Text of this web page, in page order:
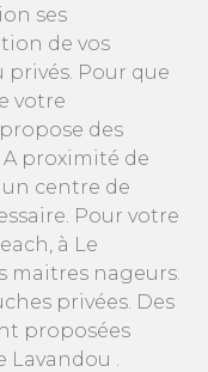
ses
de vos
Pour que
votre
des
proximité de
centre de
Pour votre
à Le
maitres nageurs.
privées. Des
proposées
.